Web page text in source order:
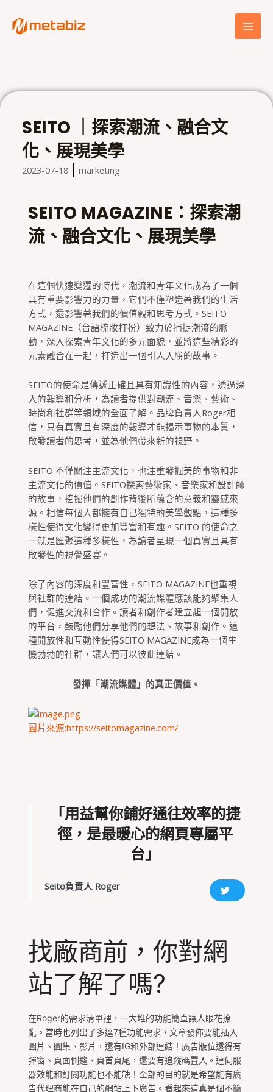
SEITO ｜探索潮流、融合文
化、展現美學
2023-07-18 marketing
SEITO MAGAZINE：探索潮
流、融合文化、展現美學
在這個快速變遷的時代，潮流和青年文化成為了一個
具有重要影響力的力量，它們不僅塑造著我們的生活
方式，還影響著我們的價值觀和思考方式。SEITO
MAGAZINE（台語梳妝打扮）致力於捕捉潮流的脈
動，深入探索青年文化的多元面貌，並將這些精彩的
元素融合在一起，打造出一個引人入勝的故事。
SEITO的使命是傳遞正確且具有知識性的內容，透過深
入的報導和分析，為讀者提供對潮流、音樂、藝術、
時尚和社群等領域的全面了解。品牌負責人Roger相
信，只有真實且有深度的報導才能揭示事物的本質，
啟發讀者的思考，並為他們帶來新的視野。
SEITO 不僅關注主流文化，也注重發掘美的事物和非
主流文化的價值。SEITO探索藝術家、音樂家和設計師
的故事，挖掘他們的創作背後所蘊含的意義和靈感來
源。相信每個人都擁有自己獨特的美學觀點，這種多
樣性使得文化變得更加豐富和有趣。SEITO 的使命之
一就是匯聚這種多樣性，為讀者呈現一個真實且具有
啟發性的視覺盛宴。
除了內容的深度和豐富性，SEITO MAGAZINE也重視
與社群的連結。一個成功的潮流媒體應該能夠聚集人
們，促進交流和合作。讀者和創作者建立起一個開放
的平台，鼓勵他們分享他們的想法、故事和創作。這
種開放性和互動性使得SEITO MAGAZINE成為一個生
機勃勃的社群，讓人們可以彼此連結。
發揮「潮流媒體」的真正價值。
圖片來源:https://seitomagazine.com/
「用益幫你鋪好通往效率的捷
徑，是最暖心的網頁專屬平
台」
Seito負責人 Roger
找廠商前，你對網
站了解了嗎?
在Roger的需求清單裡，一大堆的功能簡直讓人眼花撩
亂。當時也列出了多達7種功能需求，文章發佈要能插入
圖片、圖集、影片，還有IG和外部連結！廣告版位還得有
彈窗、頁面側邊、頁首頁尾，還要有追蹤碼置入。連伺服
器效能和訂閱功能也不能缺！全部的目的就是希望能有廣
告代理商能在自己的網站上下廣告。看起來這真是個不簡